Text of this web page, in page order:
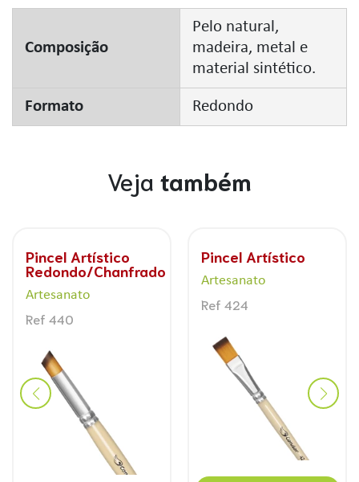
Composição
Pelo natural,
madeira, metal e
material sintético.
Formato Redondo
Veja também
Pincel Artístico
Redondo/Chanfrado
Artesanato
Ref 440
Pincel Artístico
Artesanato
Ref 424